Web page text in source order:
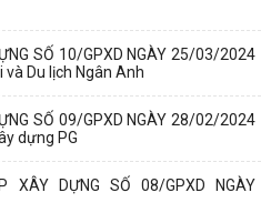
SỐ 10/GPXD NGÀY 25/03/2024
Du lịch Ngân Anh
SỐ 09/GPXD NGÀY 28/02/2024
dựng PG
XÂY DỰNG SỐ 08/GPXD NGÀY